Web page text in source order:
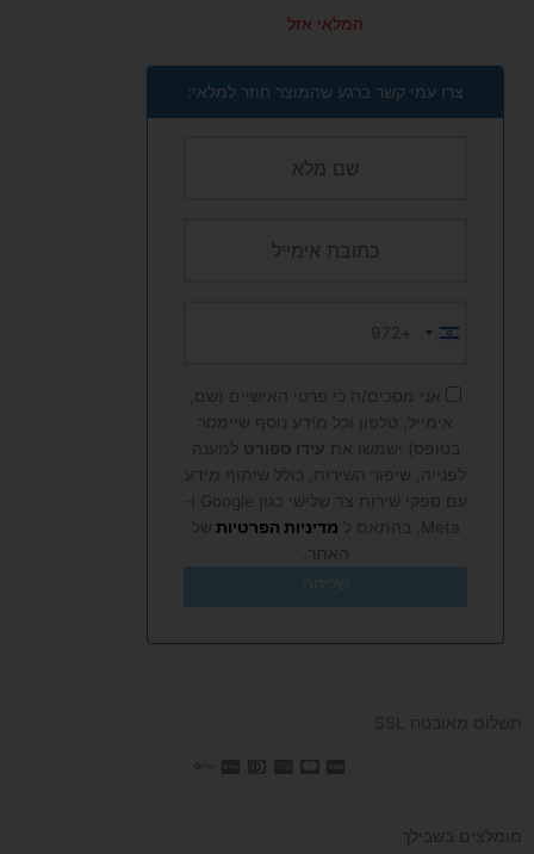
המלאי אזל
צרו עמי קשר ברגע שהמוצר חוזר למלאי:
Israel
+972
אני מסכים/ה כי פרטי האישיים (שם,
אימייל, טלפון וכל מידע נוסף שיימסר
בטופס) ישמשו את עידו ספורט למענה
לפנייה, שיפור השירות, כולל שיתוף מידע
Meta, בהתאם ל
מדיניות הפרטיות של
האתר.
שליחה
תשלום מאובטח SSL
מומלצים בשבילך